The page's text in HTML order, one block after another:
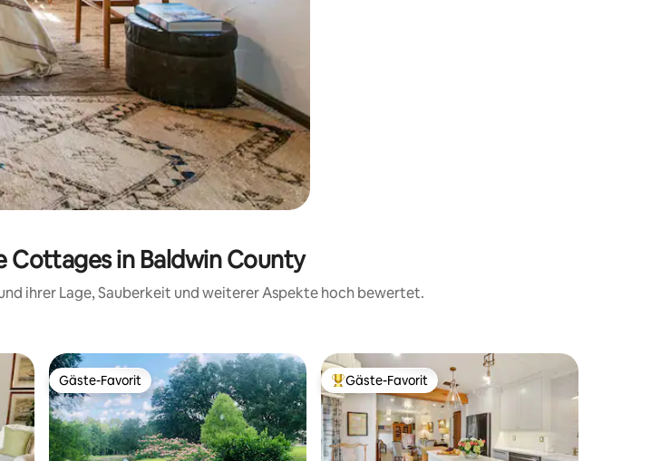
Cottages in Baldwin County
ihrer Lage, Sauberkeit und weiterer Aspekte hoch bewertet.
Gäste-Favorit
Gäste-Favorit Beliebter Gäste-Favorit.
Gäste-Favorit